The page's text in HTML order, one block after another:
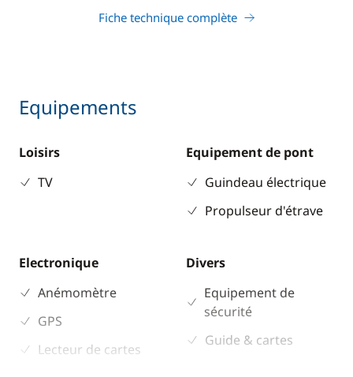
Fiche technique complète
Equipements
Loisirs
TV
Equipement de pont
Guindeau électrique
Propulseur d'étrave
Electronique
Anémomètre
GPS
Lecteur de cartes
Divers
Equipement de
sécurité
Guide & cartes